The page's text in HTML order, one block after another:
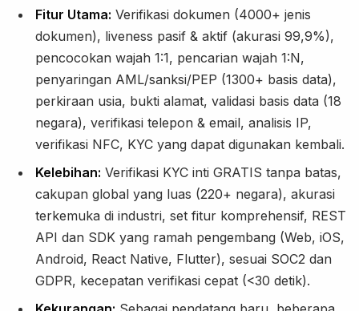
Fitur Utama: Verifikasi dokumen (4000+ jenis
dokumen), liveness pasif & aktif (akurasi 99,9%),
pencocokan wajah 1:1, pencarian wajah 1:N,
penyaringan AML/sanksi/PEP (1300+ basis data),
perkiraan usia, bukti alamat, validasi basis data (18
negara), verifikasi telepon & email, analisis IP,
verifikasi NFC, KYC yang dapat digunakan kembali.
Kelebihan: Verifikasi KYC inti GRATIS tanpa batas,
cakupan global yang luas (220+ negara), akurasi
terkemuka di industri, set fitur komprehensif, REST
API dan SDK yang ramah pengembang (Web, iOS,
Android, React Native, Flutter), sesuai SOC2 dan
GDPR, kecepatan verifikasi cepat (<30 detik).